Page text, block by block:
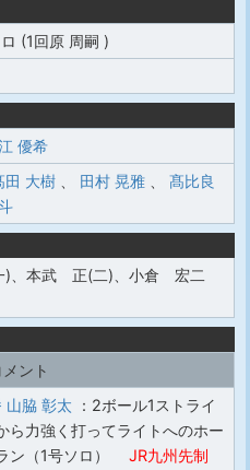
(1回原 周嗣 )
優希
田 大樹 田村 晃雅
髙比良
、本武 正(二)、小倉 宏二
メント
山脇 彰太 ：2ボール1ストライ
ら力強く打ってライトへのホー
ン（1号ソロ）
JR九州先制